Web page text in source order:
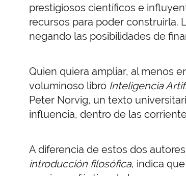
prestigiosos científicos e
recursos para poder construirla.
negando las posibilidades de
Quien quiera ampliar, al menos
voluminoso libro Inteligencia
Peter Norvig, un texto
influencia, dentro de las
A diferencia de estos dos
introducción filosófica, indica